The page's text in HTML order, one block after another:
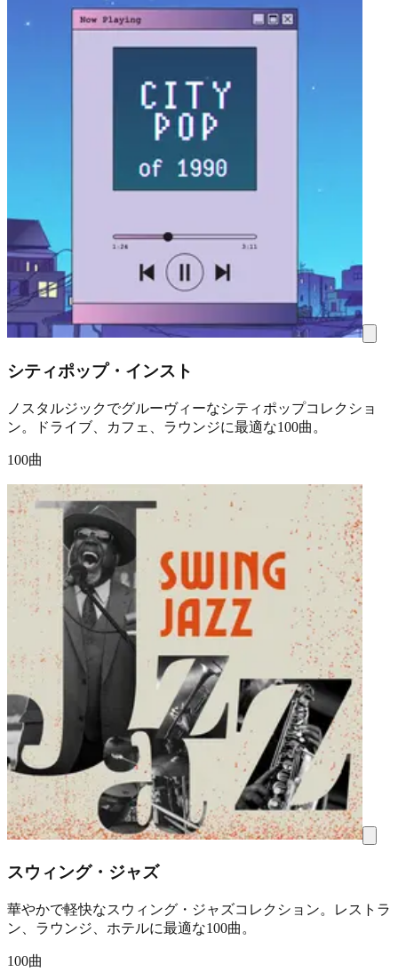
シティポップ・インスト
ノスタルジックでグルーヴィーなシティポップコレクショ
ン。ドライブ、カフェ、ラウンジに最適な100曲。
100曲
スウィング・ジャズ
華やかで軽快なスウィング・ジャズコレクション。レストラ
ン、ラウンジ、ホテルに最適な100曲。
100曲